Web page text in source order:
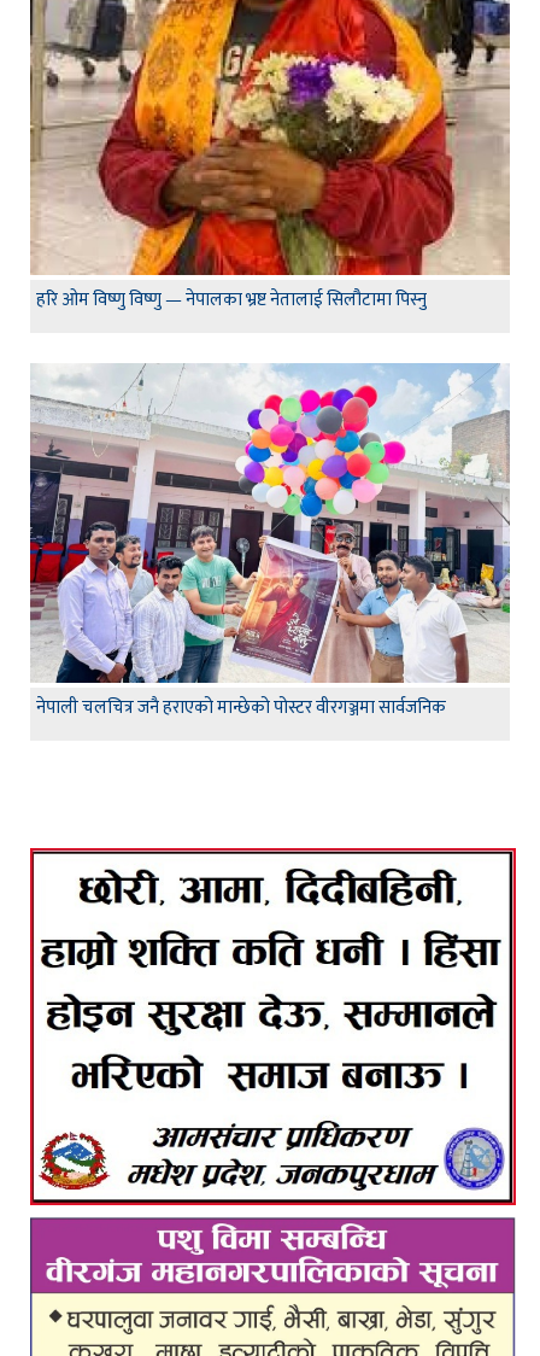
हरि ओम विष्णु विष्णु — नेपालका भ्रष्ट नेतालाई सिलौटामा पिस्नु
नेपाली चलचित्र जनै हराएको मान्छेको पोस्टर वीरगञ्जमा सार्वजनिक